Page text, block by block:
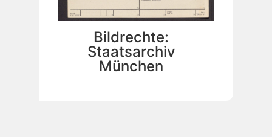
Bildrechte:
Staatsarchiv
München